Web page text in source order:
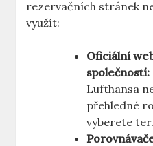
⁢rezervačních ​stránek
využít:
Oficiální
společností:
Lufthansa
přehledné
vyberete⁣